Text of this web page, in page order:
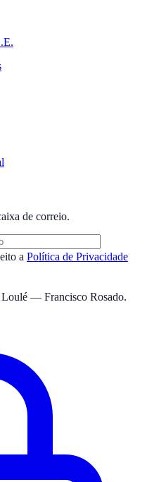
de correio.
a Política de Privacidade
— Francisco Rosado.